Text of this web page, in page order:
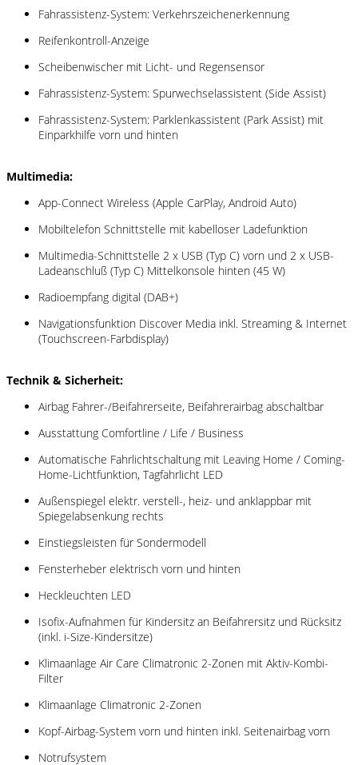
Fahrassistenz-System: Verkehrszeichenerkennung
Reifenkontroll-Anzeige
Scheibenwischer mit Licht- und Regensensor
Fahrassistenz-System: Spurwechselassistent (Side Assist)
Fahrassistenz-System: Parklenkassistent (Park Assist) mit
Einparkhilfe vorn und hinten
Multimedia:
App-Connect Wireless (Apple CarPlay, Android Auto)
Mobiltelefon Schnittstelle mit kabelloser Ladefunktion
Multimedia-Schnittstelle 2 x USB (Typ C) vorn und 2 x USB-
Ladeanschluß (Typ C) Mittelkonsole hinten (45 W)
Radioempfang digital (DAB+)
Navigationsfunktion Discover Media inkl. Streaming & Internet
(Touchscreen-Farbdisplay)
Technik & Sicherheit:
Airbag Fahrer-/Beifahrerseite, Beifahrerairbag abschaltbar
Ausstattung Comfortline / Life / Business
Automatische Fahrlichtschaltung mit Leaving Home / Coming-
Home-Lichtfunktion, Tagfahrlicht LED
Außenspiegel elektr. verstell-, heiz- und anklappbar mit
Spiegelabsenkung rechts
Einstiegsleisten für Sondermodell
Fensterheber elektrisch vorn und hinten
Heckleuchten LED
Isofix-Aufnahmen für Kindersitz an Beifahrersitz und Rücksitz
(inkl. i-Size-Kindersitze)
Klimaanlage Air Care Climatronic 2-Zonen mit Aktiv-Kombi-
Filter
Klimaanlage Climatronic 2-Zonen
Kopf-Airbag-System vorn und hinten inkl. Seitenairbag vorn
Notrufsystem